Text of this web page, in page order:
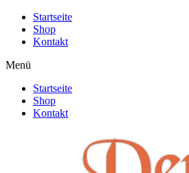
Zum
Inhalt
springen
Startseite
Shop
Kontakt
Menü
Startseite
Shop
Kontakt